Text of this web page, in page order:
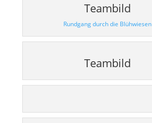
Teambild
Rundgang durch die Blühwiesen
Teambild